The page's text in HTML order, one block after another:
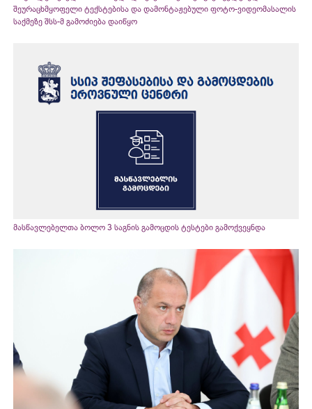
შეურაცხმყოფელი ტექსტებისა და დამონტაჟებული ფოტო-ვიდეომასალის
საქმეზე შსს-მ გამოძიება დაიწყო
მასწავლებელთა ბოლო 3 საგნის გამოცდის ტესტები გამოქვეყნდა